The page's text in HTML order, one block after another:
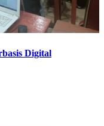
Digital